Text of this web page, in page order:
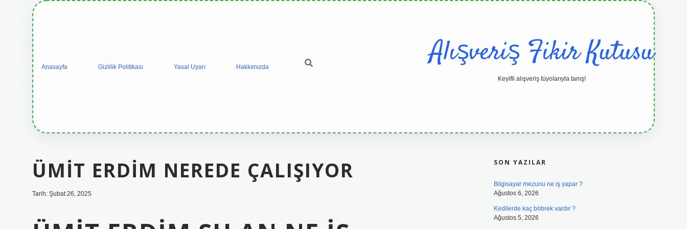
Anasayfa Gizlilik Politikası Yasal Uyarı Hakkımızda Alışveriş Fikir Kutusu
Keyifli alışveriş tüyolarıyla tanış!
ÜMIT ERDIM NEREDE ÇALIŞIYOR
Tarih: Şubat 26, 2025
SON YAZILAR
Bilgisayar mezunu ne iş yapar ?
Ağustos 6, 2026
Kedilerde kaç böbrek vardır ?
Ağustos 5, 2026